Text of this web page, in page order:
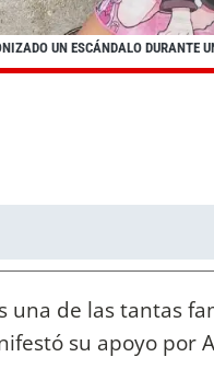
UN ESCÁNDALO DURANTE
una de las tantas
su apoyo por